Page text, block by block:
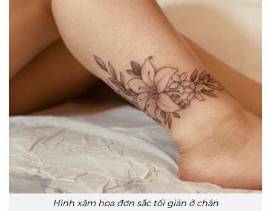
Hình xăm hoa đơn sắc tối giản ở chân